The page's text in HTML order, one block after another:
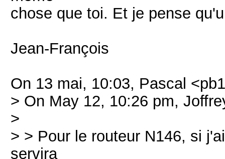
chose que toi. Et je pense
Jean-François
On 13 mai, 10:03, Pascal
> On May 12, 10:26 pm,
>
> > Pour le routeur N146, si
servira